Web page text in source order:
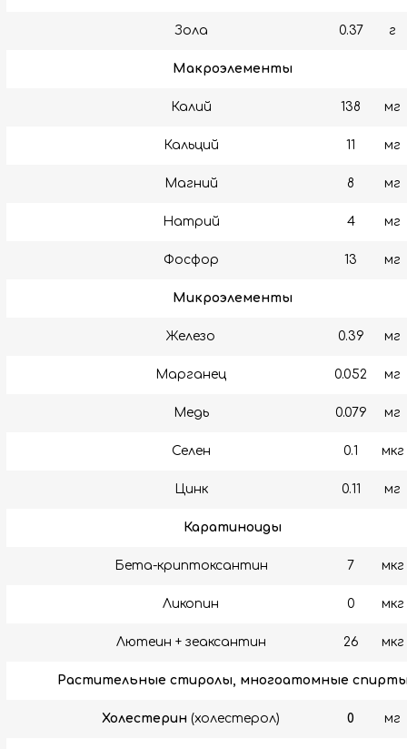
Зола 0.37 г
Макроэлементы
Калий 138 мг
Кальций 11 мг
Магний 8 мг
Натрий 4 мг
Фосфор 13 мг
Микроэлементы
Железо 0.39 мг
Марганец 0.052 мг
Медь 0.079 мг
Селен 0.1 мкг
Цинк 0.11 мг
Каратиноиды
Бета-криптоксантин 7 мкг
Ликопин 0 мкг
Лютеин + зеаксантин 26 мкг
Растительные стиролы, многоатомные
Холестерин (холестерол) 0 мг